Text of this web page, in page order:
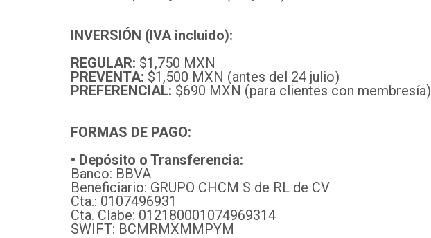
INVERSIÓN (IVA incluido):
REGULAR: $1,750 MXN
PREVENTA: $1,500 MXN (antes del 24 julio)
PREFERENCIAL: $690 MXN (para clientes con membresía)
FORMAS DE PAGO:
• Depósito o Transferencia:
Banco: BBVA
Beneficiario: GRUPO CHCM S de RL de CV
Cta.: 0107496931
Cta. Clabe: 012180001074969314
SWIFT: BCMRMXMMPYM